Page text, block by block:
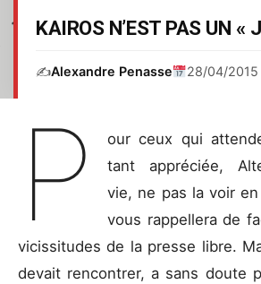
KAIROS N’EST PAS UN «
✍️Alexandre Penasse 28/04/2015
P
our ceux qui
tant appréciée,
vie, ne pas la voir
vous rappellera de
vicissitudes de la presse libre.
devait rencontrer, a sans doute